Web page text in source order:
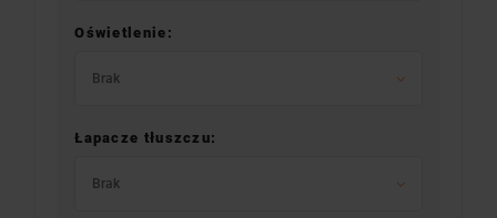
Oświetlenie:
Brak
Łapacze tłuszczu:
Brak